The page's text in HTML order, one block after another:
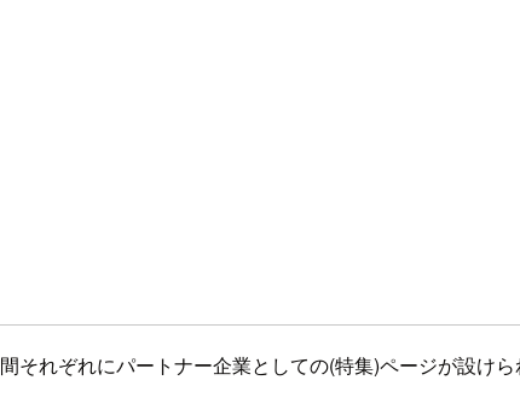
れぞれにパートナー企業としての(特集)ページが設けら